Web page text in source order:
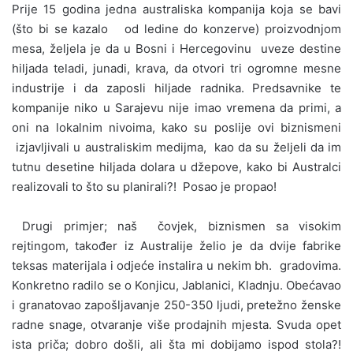
Prije 15 godina jedna australiska kompanija koja se bavi
(što bi se kazalo od ledine do konzerve) proizvodnjom
mesa, željela je da u Bosni i Hercegovinu uveze destine
hiljada teladi, junadi, krava, da otvori tri ogromne mesne
industrije i da zaposli hiljade radnika. Predsavnike te
kompanije niko u Sarajevu nije imao vremena da primi, a
oni na lokalnim nivoima, kako su poslije ovi biznismeni
izjavljivali u australiskim medijma, kao da su željeli da im
tutnu desetine hiljada dolara u džepove, kako bi Australci
realizovali to što su planirali?! Posao je propao!
Drugi primjer; naš čovjek, biznismen sa visokim
rejtingom, također iz Australije želio je da dvije fabrike
teksas materijala i odjeće instalira u nekim bh. gradovima.
Konkretno radilo se o Konjicu, Jablanici, Kladnju. Obećavao
i granatovao zapošljavanje 250-350 ljudi, pretežno ženske
radne snage, otvaranje više prodajnih mjesta. Svuda opet
ista priča; dobro došli, ali šta mi dobijamo ispod stola?!